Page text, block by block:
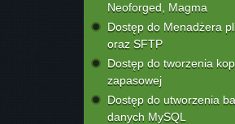
Neoforged, Magma
Dostęp do Menadżera
oraz SFTP
Dostęp do tworzenia
zapasowej
Dostęp do utworzenia
danych MySQL